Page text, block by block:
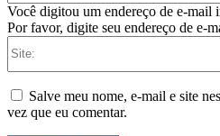
Você digitou um endereço de e-mail
Por favor, digite seu endereço de e-
Salve meu nome, e-mail e site
vez que eu comentar.